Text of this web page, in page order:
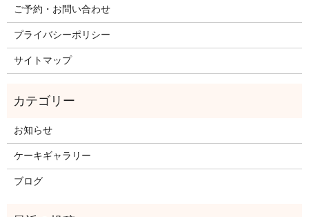
ご予約・お問い合わせ
プライバシーポリシー
サイトマップ
お知らせ
ケーキギャラリー
ブログ